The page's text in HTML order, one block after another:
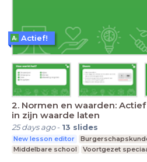
2. Normen en waarden:
in zijn waarde laten
25 days ago- 13 slides
New lesson editor
Middelbare school
Voortgezet
Actief!